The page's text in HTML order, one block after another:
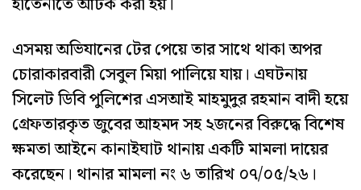
এসময় অভিযানের টের পেয়ে তার সাথে থাকা অপর
চোরাকারবারী সেবুল মিয়া পালিয়ে যায়। এঘটনায়
সিলেট ডিবি পুলিশের এসআই মাহমুদুর রহমান বাদী হয়ে
গ্রেফতারকৃত জুবের আহমদ সহ ২জনের বিরুদ্ধে বিশেষ
ক্ষমতা আইনে কানাইঘাট থানায় একটি মামলা দায়ের
করেছেন। থানার মামলা নং ৬ তারিখ ০৭/০৫/২৬।